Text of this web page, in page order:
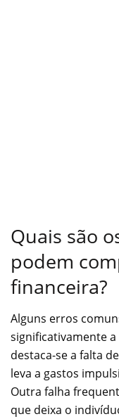
Quais são
podem
financeira?
Alguns erros
significativamente
destaca-se a falta
leva a gastos
Outra falha
que deixa o